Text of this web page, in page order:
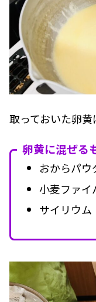
取っておいた卵黄
卵黄に混ぜる
おからパウ
小麦ファイ
サイリウム